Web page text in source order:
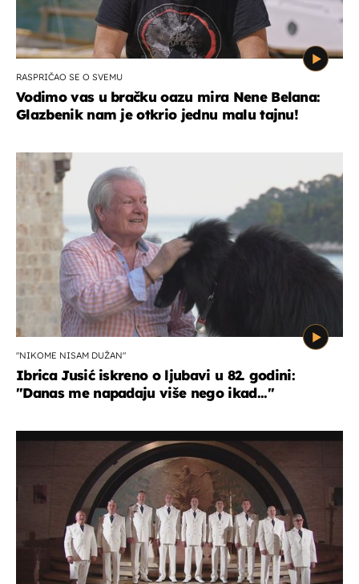
RASPRIČAO SE O SVEMU
Vodimo vas u bračku oazu mira Nene Belana:
Glazbenik nam je otkrio jednu malu tajnu!
"NIKOME NISAM DUŽAN"
Ibrica Jusić iskreno o ljubavi u 82. godini:
"Danas me napadaju više nego ikad..."